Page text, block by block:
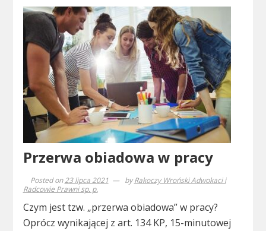
Przerwa obiadowa w pracy
Posted on23 lipca 2021 byRakoczy Wroński Adwokaci i
Radcowie Prawni sp. p.
Czym jest tzw. „przerwa obiadowa” w pracy?
Oprócz wynikającej z art. 134 KP, 15-minutowej